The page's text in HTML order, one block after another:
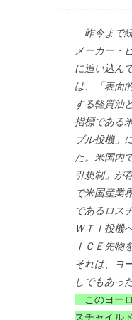
昨今まで
メーカー・
に追い込ん
は、「表面
する軽質油
指標である
ブル投機」
た。米国内
引規制」が
で米国産業
であるロス
ＷＴＩ投機
ＩＣＥ先物
それは、ヨ
しでもあった
このヨー
スチャイル